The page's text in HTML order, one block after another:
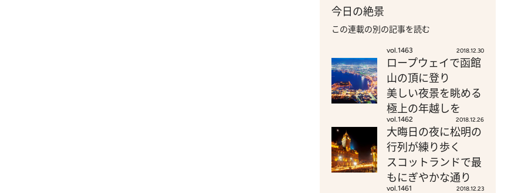
今日の絶景
この連載の別の記事を読む
vol.1463 2018.12.30
ロープウェイで函館
山の頂に登り
美しい夜景を眺める
極上の年越しを
vol.1462 2018.12.26
大晦日の夜に松明の
行列が練り歩く
スコットランドで最
もにぎやかな通り
vol.1461 2018.12.23